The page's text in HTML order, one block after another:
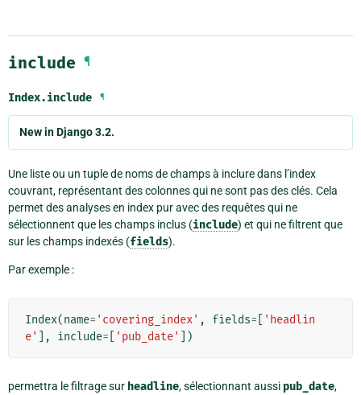
include ¶
Index.include ¶
New in Django 3.2.
Une liste ou un tuple de noms de champs à inclure dans l’index
couvrant, représentant des colonnes qui ne sont pas des clés. Cela
permet des analyses en index pur avec des requêtes qui ne
sélectionnent que les champs inclus (include) et qui ne filtrent que
sur les champs indexés (fields).
Par exemple :
Index(name= 'covering_index' , fields=
'headlin
e'
], include= 'pub_date' ])
permettra le filtrage sur headline, sélectionnant aussi pub_date,